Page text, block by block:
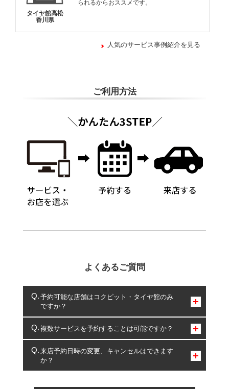
タイヤ館高松
香川県
られるからおススメです。
人気のサービス事例紹介を見る
ご利用方法
よくあるご質問
予約可能な店舗はコクピット・タイヤ館のみ
ですか？
コクピット・タイヤ館のみとなります。
複数サービスを予約することは可能ですか？
複数サービスのご予約は可能です。
一部の商品・サービスの組み合わせに限り、同時にご予約が
出来ないものもございます。
来店予約日時の変更、キャンセルはできます
か？